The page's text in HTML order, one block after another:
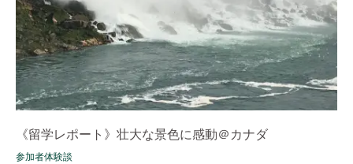
《留学レポート》壮大な景色に感動＠カナダ
参加者体験談